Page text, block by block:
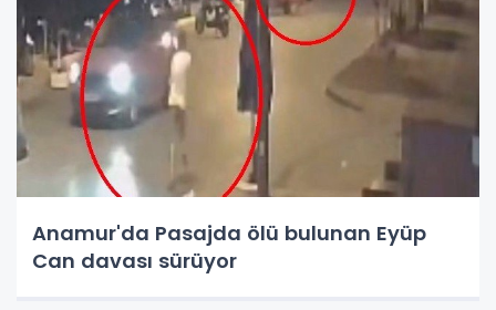
Anamur'da Pasajda ölü bulunan Eyüp
Can davası sürüyor